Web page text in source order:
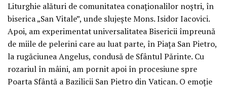
Liturghie alături de comunitatea conaționalilor noștri, în
biserica „San Vitale”, unde slujește Mons. Isidor Iacovici.
Apoi, am experimentat universalitatea Bisericii împreună
de miile de pelerini care au luat parte, în Piața San Pietro,
la rugăciunea Angelus, condusă de Sfântul Părinte. Cu
rozariul în mâini, am pornit apoi în procesiune spre
Poarta Sfântă a Bazilicii San Pietro din Vatican. O emoție